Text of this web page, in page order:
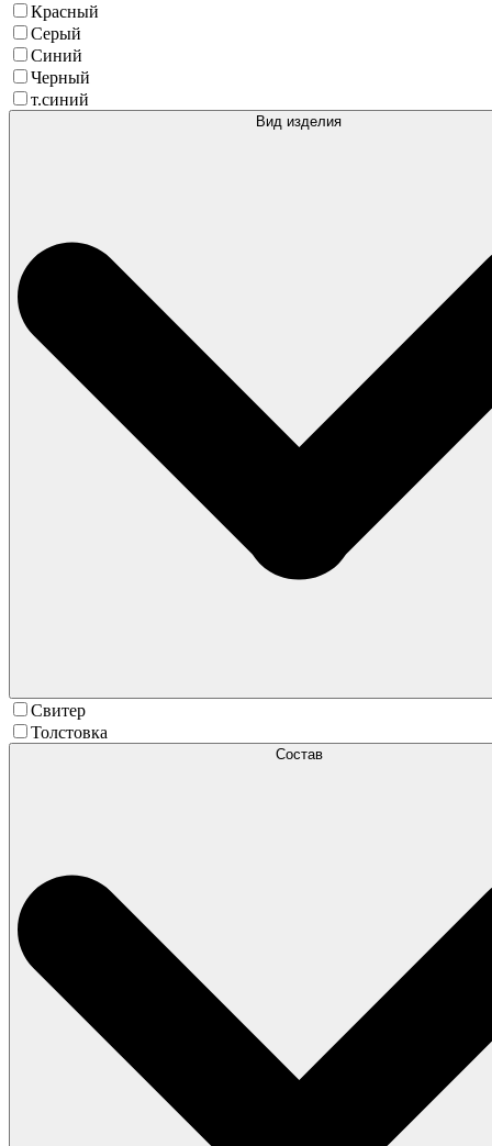
Красный
Серый
Синий
Черный
т.синий
Свитер
Толстовка
Состав